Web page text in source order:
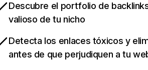
Descubre el portfolio de
valioso de tu nicho
Detecta los enlaces tóxicos y
antes de que perjudiquen a tu